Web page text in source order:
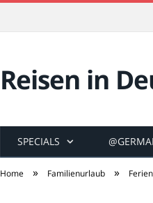
Reisen in
SPECIALS
Home » Familienurlaub »